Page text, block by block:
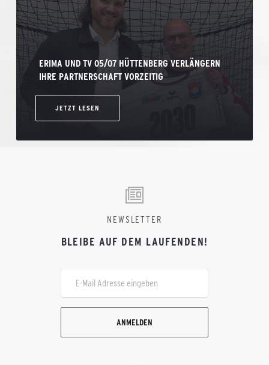
ERIMA UND TV 05/07 HÜTTENBERG VERLÄNGERN
IHRE PARTNERSCHAFT VORZEITIG
JETZT LESEN
NEWSLETTER
BLEIBE AUF DEM LAUFENDEN!
ANMELDEN